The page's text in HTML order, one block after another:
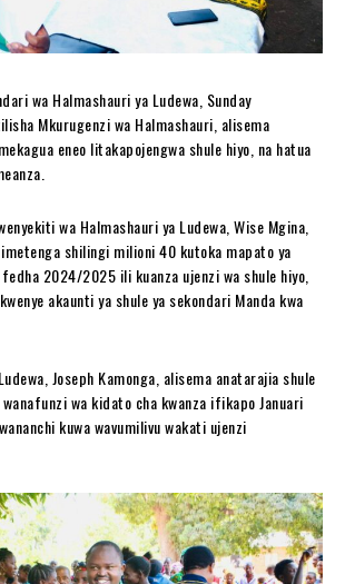
wa Halmashauri ya Ludewa, Sunday
Mkurugenzi wa Halmashauri, alisema
eneo litakapojengwa shule hiyo, na hatua
wa Halmashauri ya Ludewa, Wise Mgina,
shilingi milioni 40 kutoka mapato ya
2024/2025 ili kuanza ujenzi wa shule hiyo,
akaunti ya shule ya sekondari Manda kwa
Joseph Kamonga, alisema anatarajia shule
wa kidato cha kwanza ifikapo Januari
kuwa wavumilivu wakati ujenzi